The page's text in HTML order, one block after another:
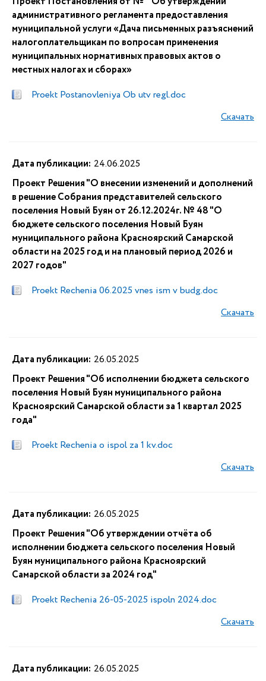
административного регламента предоставления
муниципальной услуги «Дача письменных разъяснений
налогоплательщикам по вопросам применения
муниципальных нормативных правовых актов о
местных налогах и сборах»
Proekt Postanovleniya Ob utv regl.doc
Скачать
Дата публикации: 24.06.2025
Проект Решения "О внесении изменений и дополнений
в решение Собрания представителей сельского
поселения Новый Буян от 26.12.2024г. № 48 "О
бюджете сельского поселения Новый Буян
муниципального района Красноярский Самарской
области на 2025 год и на плановый период 2026 и
2027 годов"
Proekt Rechenia 06.2025 vnes ism v budg.doc
Скачать
Дата публикации: 26.05.2025
Проект Решения "Об исполнении бюджета сельского
поселения Новый Буян муниципального района
Красноярский Самарской области за 1 квартал 2025
года"
Proekt Rechenia o ispol za 1 kv.doc
Скачать
Дата публикации: 26.05.2025
Проект Решения "Об утверждении отчёта об
исполнении бюджета сельского поселения Новый
Буян муниципального района Красноярский
Самарской области за 2024 год"
Proekt Rechenia 26-05-2025 ispoln 2024.doc
Скачать
Дата публикации: 26.05.2025